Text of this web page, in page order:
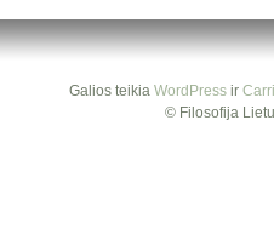
Galios teikia WordPressir
© Filosofija